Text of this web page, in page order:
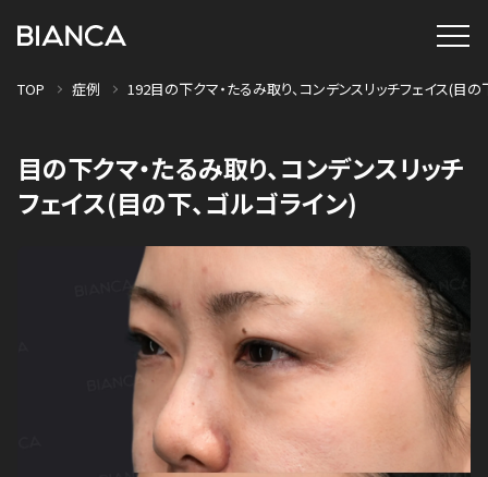
TOP 症例 192目の下クマ・たるみ取り、コンデンスリッチフェイス(目の
目の下クマ・たるみ取り、コンデンスリッチ
フェイス(目の下、ゴルゴライン)